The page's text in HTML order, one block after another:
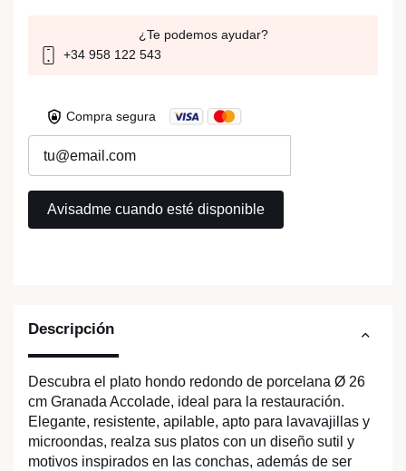
Descripción
Descubra el plato hondo redondo de porcelana Ø 26
cm Granada Accolade, ideal para la restauración.
Elegante, resistente, apilable, apto para lavavajillas y
microondas, realza sus platos con un diseño sutil y
motivos inspirados en las conchas, además de ser
¿Te podemos ayudar?
+34 958 122 543
Compra segura